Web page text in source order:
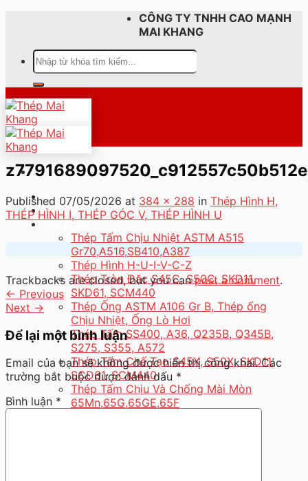
CÔNG TY TNHH CAO MẠNH
MAI KHANG
Tìm
kiếm:
Trang chủ
Giới thiệu
Sản phẩm
Thép Tấm Chịu Nhiệt ASTM A515
Gr70,A516,SB410,A387
Thép Hình H-U-I-V-C-Z
Thép Tròn Đặc S45C, S50C, SKD11,
SKD61, SCM440
Thép Ống ASTM A106 Gr B, Thép ống
Chịu Nhiệt, Ống Lò Hơi
Thép Tấm SS400, A36, Q235B, Q345B,
S275, S355, A572
Thép Tấm Chế Tạo S45X, S50X, SKD11,
SCD61, SCM440
Thép Tấm Chịu Và Chống Mài Mòn
65Mn,65G,65GE,65F
Published 07/05/2026 at 384 × 288 in Thép Hình H,
THÉP HÌNH I, THÉP GÓC V, THÉP HÌNH U
Trackbacks are closed, but you canpost a comment.
← Previous
Next →
Để lại một bình luận
Email của bạn sẽ không được hiển thị công khai. Các
trường bắt buộc được đánh dấu *
Bình luận *